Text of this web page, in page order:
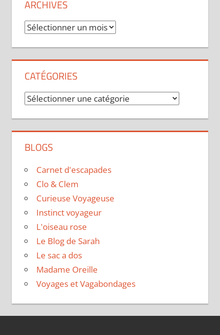
ARCHIVES
Archives
CATÉGORIES
Catégories
BLOGS
Carnet d'escapades
Clo & Clem
Curieuse Voyageuse
Instinct voyageur
L'oiseau rose
Le Blog de Sarah
Le sac a dos
Madame Oreille
Voyages et Vagabondages